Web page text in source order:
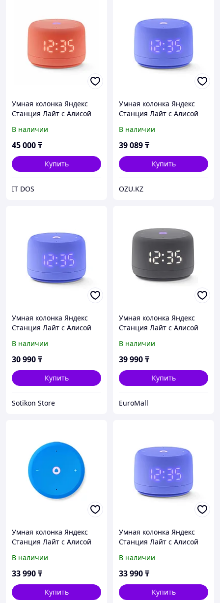
Умная колонка Яндекс
Станция Лайт с Алисой
Коралловый
В наличии
45 000₸
Купить
IT DOS
Умная колонка Яндекс
Станция Лайт с Алисой
Фиолетовый
В наличии
39 089₸
Купить
OZU.KZ
Умная колонка Яндекс
Станция Лайт с Алисой
Фиолетовый
В наличии
30 990₸
Купить
Sotikon Store
Умная колонка Яндекс
Станция Лайт с Алисой
В наличии
39 990₸
Купить
EuroMall
Умная колонка Яндекс
Станция Лайт с Алисой
(Умные колонки)
В наличии
33 990₸
Купить
Умная колонка Яндекс
Станция Лайт с Алисой
Фиолетовый
В наличии
33 990₸
Купить